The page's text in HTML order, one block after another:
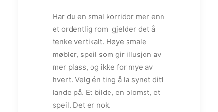
Har du en smal korridor mer enn
et ordentlig rom, gjelder det å
tenke vertikalt. Høye smale
møbler, speil som gir illusjon av
mer plass, og ikke for mye av
hvert. Velg én ting å la synet ditt
lande på. Et bilde, en blomst, et
speil. Det er nok.